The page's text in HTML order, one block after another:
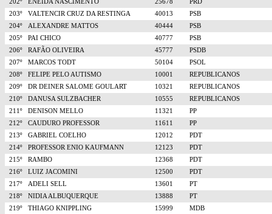
202º
ENEIDA NASCIMENTO 25678
PRD
203º
VALTENCIR CRUZ DA RESTINGA 40013
PSB
204º
ALEXANDRE MATTOS 40444
PSB
205º
PAI CHICO 40777
PSB
206º
RAFÃO OLIVEIRA 45777
PSDB
207º
MARCOS TODT 50104
PSOL
208º
FELIPE PELO AUTISMO 10001
REPUBLICANOS
209º
DR DEINER SALOME GOULART 10321
REPUBLICANOS
210º
DANUSA SULZBACHER 10555
REPUBLICANOS
211º
DENISON MELLO 11321
PP
212º
CAUDURO PROFESSOR 11611
PP
213º
GABRIEL COELHO 12012
PDT
214º
PROFESSOR ENIO KAUFMANN 12123
PDT
215º
RAMBO 12368
PDT
216º
LUIZ JACOMINI 12500
PDT
217º
ADELI SELL 13601
PT
218º
NIDIA ALBUQUERQUE 13888
PT
219º
THIAGO KNIPPLING 15999
MDB